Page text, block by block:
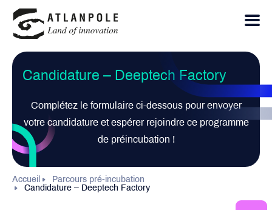
Candidature – Deeptech Factory
Complétez le formulaire ci-dessous pour envoyer
votre candidature et espérer rejoindre ce programme
de préincubation !
Accueil
Parcours pré-incubation
Candidature – Deeptech Factory